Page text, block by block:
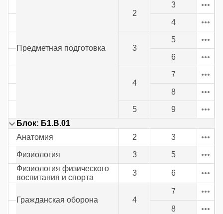
Предметная подготовка
2
3
4
3
5
6
4
7
8
5
9
Блок: Б1.В.01
Анатомия
2 3
Физиология 3
5
Физиология физического
воспитания и спорта
3 6
Гражданская оборона 4
7
8